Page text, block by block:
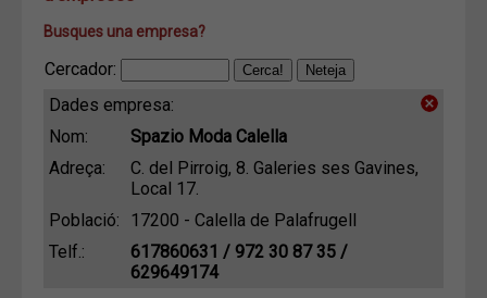
Busques una empresa?
Cercador:
Dades empresa:
Nom:
Spazio Moda Calella
Adreça:
C. del Pirroig, 8. Galeries ses Gavines,
Local 17.
Població:
17200 - Calella de Palafrugell
Telf.:
617860631 / 972 30 87 35 /
629649174